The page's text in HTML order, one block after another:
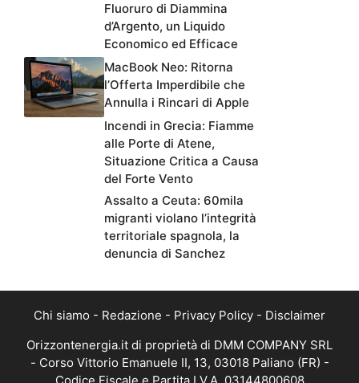
Fluoruro di Diammina
d’Argento, un Liquido
Economico ed Efficace
MacBook Neo: Ritorna
l’Offerta Imperdibile che
Annulla i Rincari di Apple
Incendi in Grecia: Fiamme
alle Porte di Atene,
Situazione Critica a Causa
del Forte Vento
Assalto a Ceuta: 60mila
migranti violano l’integrità
territoriale spagnola, la
denuncia di Sanchez
Chi siamo - Redazione - Privacy Policy - Disclaimer
Orizzontenergia.it di proprietà di DMM COMPANY SRL
- Corso Vittorio Emanuele II, 13, 03018 Paliano (FR) -
Codice Fiscale e Partita I.V.A. 03144800608